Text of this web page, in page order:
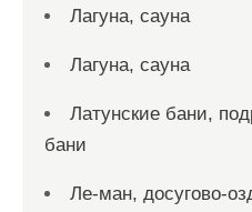
Лагуна, сауна
Лагуна, сауна
Латунские бани,
бани
Ле-ман, досугово-